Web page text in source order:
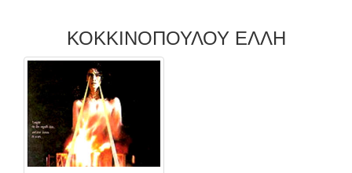
ΚΟΚΚΙΝΟΠΟΥΛΟΥ ΕΛΛΗ